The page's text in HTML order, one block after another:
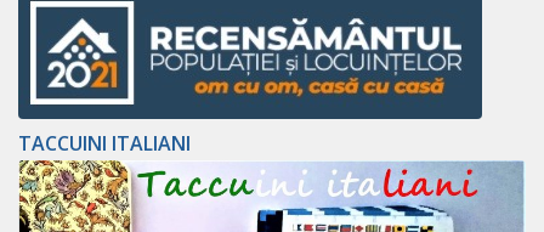
TACCUINI ITALIANI